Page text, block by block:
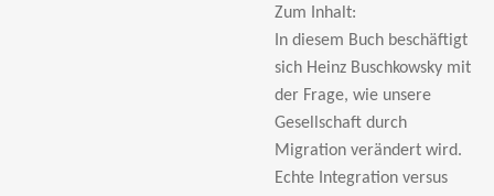
Zum Inhalt:
In diesem Buch beschäftigt
sich Heinz Buschkowsky mit
der Frage, wie unsere
Gesellschaft durch
Migration verändert wird.
Echte Integration versus